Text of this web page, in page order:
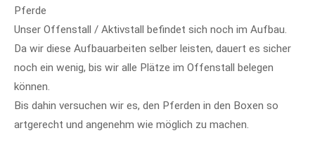
Pferde
Unser Offenstall / Aktivstall befindet sich noch im Aufbau.
Da wir diese Aufbauarbeiten selber leisten, dauert es sicher
noch ein wenig, bis wir alle Plätze im Offenstall belegen
können.
Bis dahin versuchen wir es, den Pferden in den Boxen so
artgerecht und angenehm wie möglich zu machen.